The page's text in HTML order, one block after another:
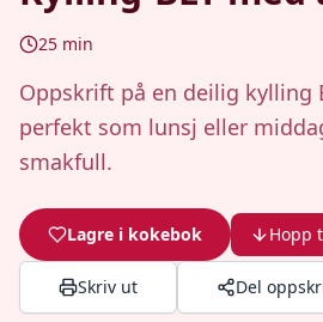
25 min
Oppskrift på en deilig kylling
perfekt som lunsj eller
smakfull.
Lagre i kokebok Hopp
Skriv ut Del